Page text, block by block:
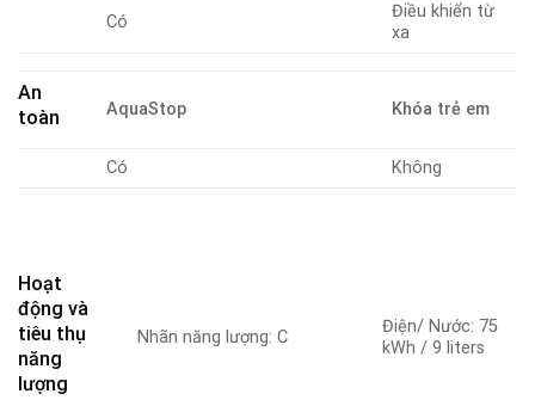
Có
Điều khiển từ
xa
An
toàn
AquaStop Khóa trẻ em
Có Không
Hoạt
động và
tiêu thụ
năng
lượng
Nhãn năng lượng: C
Điện/ Nước: 75
kWh / 9 liters